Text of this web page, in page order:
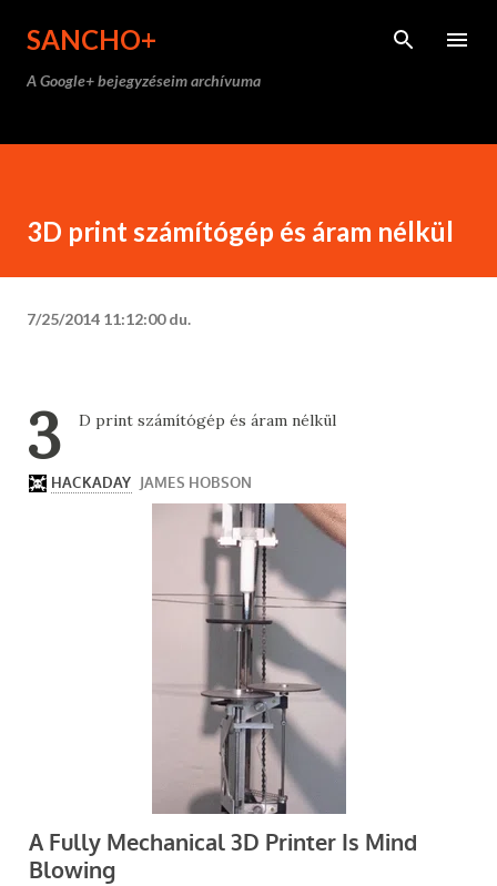
SANCHO+
A Google+ bejegyzéseim archívuma
3D print számítógép és áram nélkül
7/25/2014 11:12:00 du.
3 D print számítógép és áram nélkül